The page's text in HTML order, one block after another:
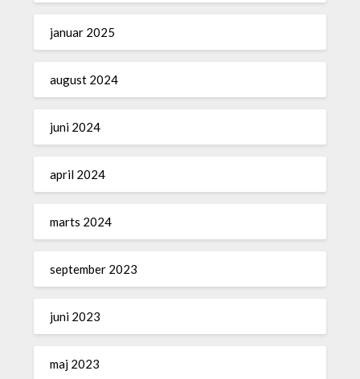
januar 2025
august 2024
juni 2024
april 2024
marts 2024
september 2023
juni 2023
maj 2023